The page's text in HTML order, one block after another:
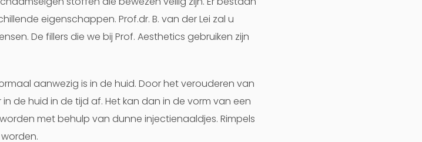
eigenschappen. Prof.dr. B. van der Lei zal u
De fillers die we bij Prof. Aesthetics gebruiken zijn
aanwezig is in de huid. Door het verouderen van
de huid in de tijd af. Het kan dan in de vorm van een
met behulp van dunne injectienaaldjes. Rimpels